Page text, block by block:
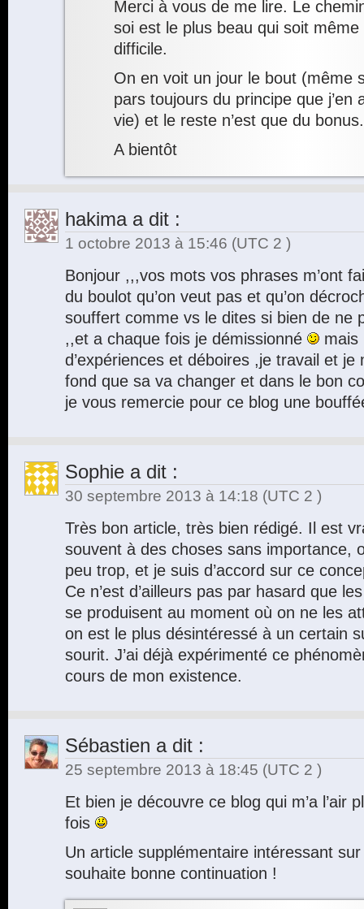
Merci à vous de me lire. Le
soi est le plus beau qui soit
difficile.
On en voit un jour le bout (même
pars toujours du principe que j’en
vie) et le reste n’est que du bonus.
A bientôt
hakimaa dit :
1 octobre 2013 à 15:46 (UTC 2 )
Bonjour ,,,vos mots vos phrases m’ont
du boulot qu’on veut pas et qu’on
souffert comme vs le dites si bien de ne
,,et a chaque fois je démissionné
mais
d’expériences et déboires ,je travail et je
fond que sa va changer et dans le bon
je vous remercie pour ce blog une
Sophie a dit :
30 septembre 2013 à 14:18 (UTC 2 )
Très bon article, très bien rédigé. Il est
souvent à des choses sans importance,
peu trop, et je suis d’accord sur ce
Ce n’est d’ailleurs pas par hasard que
se produisent au moment où on ne les
on est le plus désintéressé à un certain
sourit. J’ai déjà expérimenté ce
cours de mon existence.
Sébastien a dit :
25 septembre 2013 à 18:45 (UTC 2 )
Et bien je découvre ce blog qui m’a l’air
fois
Un article supplémentaire intéressant
souhaite bonne continuation !